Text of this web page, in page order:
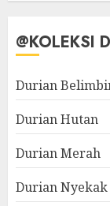
@KOLEKSI
Durian
Durian Hutan
Durian Merah
Durian Nyekak